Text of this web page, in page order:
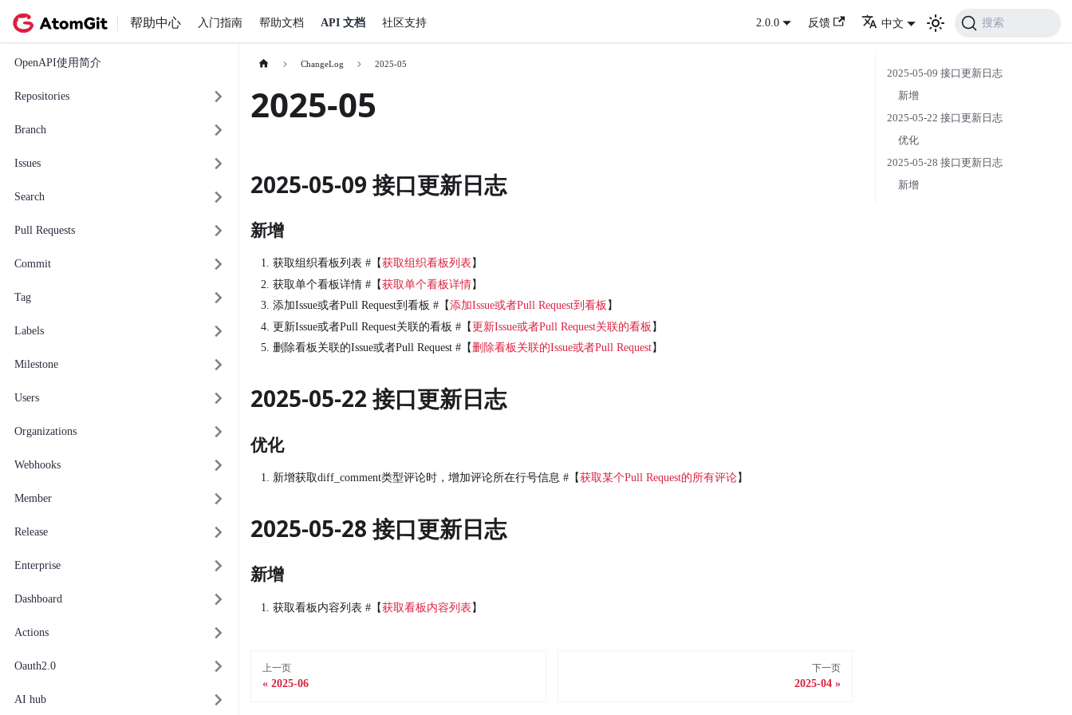
帮助中心 入门指南 帮助文档 API 文档 社区支持 2.0.0 反馈 中文 搜索
OpenAPI使用简介
Repositories
Branch
Issues
Search
Pull Requests
Commit
Tag
Labels
Milestone
Users
Organizations
Webhooks
Member
Release
Enterprise
Dashboard
Actions
Oauth2.0
AI hub
ChangeLog 2025-05
2025-05
2025-05-09 接口更新日志
新增
获取组织看板列表 #【获取组织看板列表 】
获取单个看板详情 #【获取单个看板详情】
添加Issue或者Pull Request到看板 #【添加Issue或者Pull Request到看板 】
更新Issue或者Pull Request关联的看板 #【 更新Issue或者Pull Request关联的看板 】
删除看板关联的Issue或者Pull Request #【删除看板关联的Issue或者Pull Request】
2025-05-22 接口更新日志
优化
新增获取diff_comment类型评论时，增加评论所在行号信息 #【获取某个Pull Request的所有评论】
2025-05-28 接口更新日志
新增
获取看板内容列表 #【获取看板内容列表 】
上一页
2025-06
下一页
2025-04
2025-05-09 接口更新日志
新增
2025-05-22 接口更新日志
优化
2025-05-28 接口更新日志
新增